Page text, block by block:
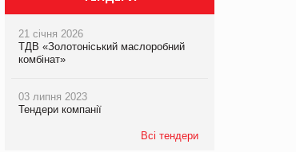
21 січня 2026
ТДВ «Золотоніський маслоробний
комбінат»
03 липня 2023
Тендери компанії
Всі тендери